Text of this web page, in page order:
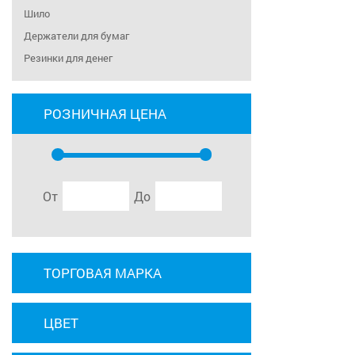
Шило
Держатели для бумаг
Резинки для денег
РОЗНИЧНАЯ ЦЕНА
От До
ТОРГОВАЯ МАРКА
ЦВЕТ